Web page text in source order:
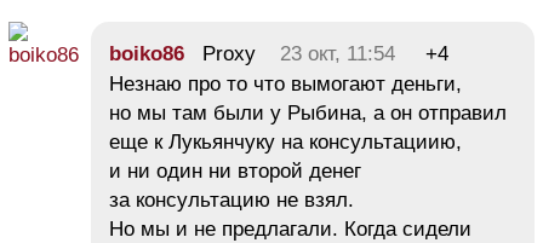
boiko86 Proxy 23 окт, 11:54
+4
Незнаю про то что вымогают деньги,
но мы там были у Рыбина, а он отправил
еще к Лукьянчуку на консультациию,
и ни один ни второй денег
за консультацию не взял.
Но мы и не предлагали. Когда сидели